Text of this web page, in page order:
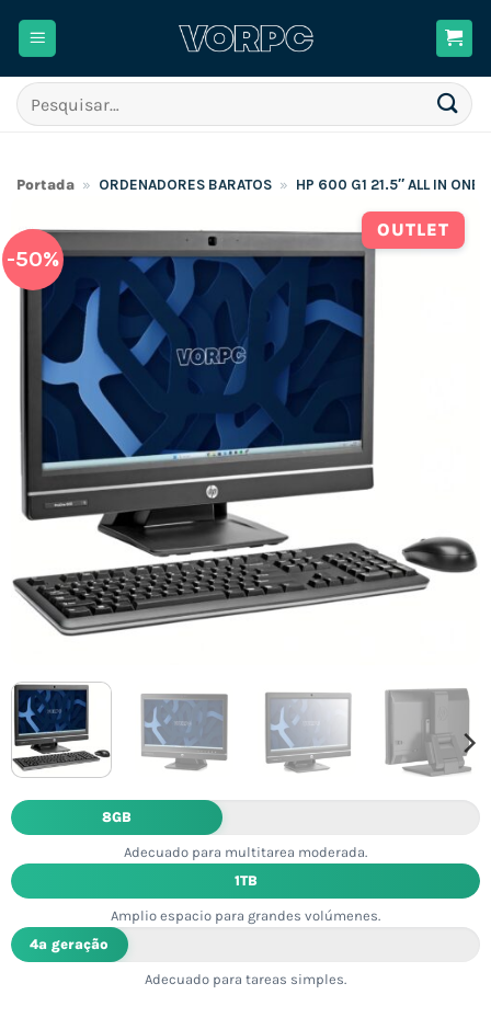
Pesquisar
por:
Portada » ORDENADORES BARATOS » HP 600 G1 21.5″ ALL IN
OUTLET
-50%
8GB
Adecuado para multitarea moderada.
1TB
Amplio espacio para grandes volúmenes.
4ª geração
Adecuado para tareas simples.